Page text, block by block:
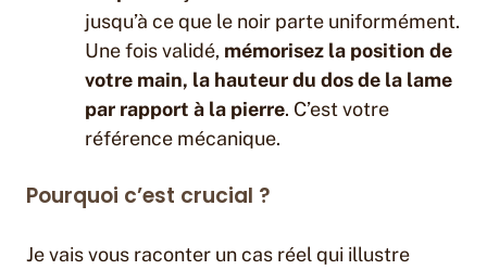
jusqu’à ce que le noir parte uniformément.
Une fois validé, mémorisez la position de
votre main, la hauteur du dos de la lame
par rapport à la pierre. C’est votre
référence mécanique.
Pourquoi c’est crucial ?
Je vais vous raconter un cas réel qui illustre